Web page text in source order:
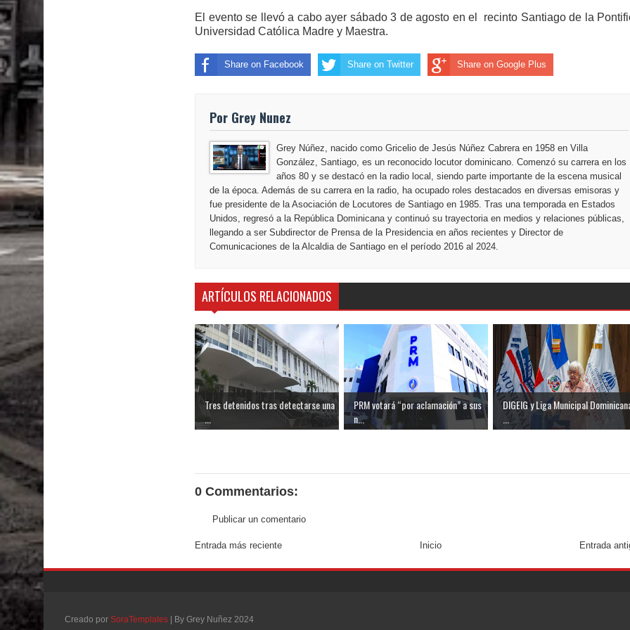
El evento se llevó a cabo ayer sábado 3 de agosto en el
recinto Santiago de la
Universidad Católica Madre y Maestra.
Share on Facebook Share on Twitter Share on Google Plus
Por Grey Nunez
Grey Núñez, nacido como Gricelio de Jesús Núñez Cabrera en 1958 en Villa
González, Santiago, es un reconocido locutor dominicano. Comenzó su carrera en los
años 80 y se destacó en la radio local, siendo parte importante de la escena musical
de la época. Además de su carrera en la radio, ha ocupado roles destacados en diversas emisoras y
fue presidente de la Asociación de Locutores de Santiago en 1985. Tras una temporada en Estados
Unidos, regresó a la República Dominicana y continuó su trayectoria en medios y relaciones públicas,
llegando a ser Subdirector de Prensa de la Presidencia en años recientes y Director de
Comunicaciones de la Alcaldia de Santiago en el período 2016 al 2024.
ARTÍCULOS RELACIONADOS
Tres detenidos tras detectarse una
...
PRM votará “por aclamación” a sus
n...
DIGEIG y Liga Municipal
...
0 Commentarios:
Publicar un comentario
Entrada más reciente Entrada
Inicio
Creado por SoraTemplates | By Grey Nuñez 2024